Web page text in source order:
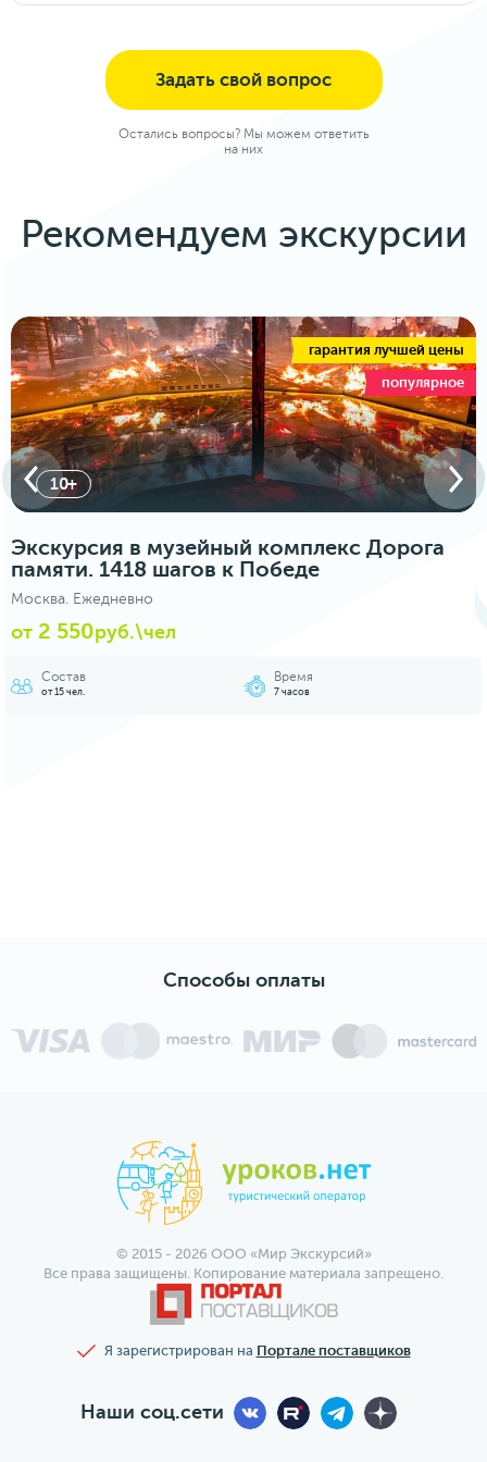
туристические места.
личный кабинет, где Вы сможете оплатить
экскурсии и туры, создать заявку,
посмотреть совершенные поездки и
информацию по ним. По всем вопросам
просим общаться к нашим менеджерам.
Задать свой вопрос
Остались вопросы? Мы можем ответить
на них
Рекомендуем экскурсии
гарантия лучшей цены
популярное
10+
Экскурсия в музейный комплекс Дорога
памяти. 1418 шагов к Победе
Москва. Ежедневно
от 2 550руб.\чел
Состав
от 15 чел.
Время
7 часов
Способы оплаты
© 2015 - 2026 ООО «Мир Экскурсий»
Все права защищены. Копирование материала запрещено.
Я зарегистрирован на Портале поставщиков
Наши соц.сети